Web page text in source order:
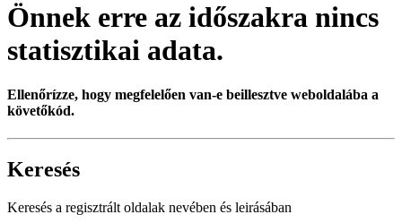
Önnek erre az időszakra nincs
statisztikai adata.
Ellenőrízze, hogy megfelelően van-e beillesztve weboldalába a
követőkód.
Keresés
Keresés a regisztrált oldalak nevében és leirásában